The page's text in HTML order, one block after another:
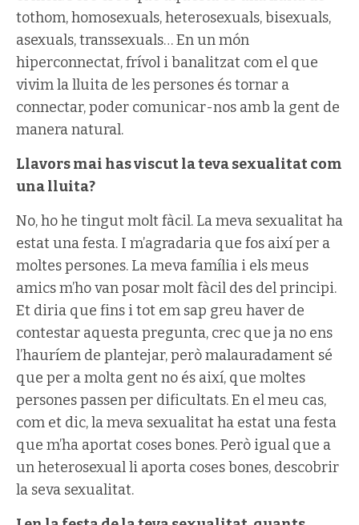
tothom, homosexuals, heterosexuals, bisexuals,
asexuals, transsexuals… En un món
hiperconnectat, frívol i banalitzat com el que
vivim la lluita de les persones és tornar a
connectar, poder comunicar-nos amb la gent de
manera natural.
Llavors mai has viscut la teva sexualitat com
una lluita?
No, ho he tingut molt fàcil. La meva sexualitat ha
estat una festa. I m’agradaria que fos així per a
moltes persones. La meva família i els meus
amics m’ho van posar molt fàcil des del principi.
Et diria que fins i tot em sap greu haver de
contestar aquesta pregunta, crec que ja no ens
l’hauríem de plantejar, però malauradament sé
que per a molta gent no és així, que moltes
persones passen per dificultats. En el meu cas,
com et dic, la meva sexualitat ha estat una festa
que m’ha aportat coses bones. Però igual que a
un heterosexual li aporta coses bones, descobrir
la seva sexualitat.